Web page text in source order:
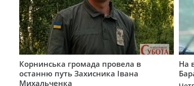
Корнинська громада провела в
останню путь Захисника Івана
Михальченка
На